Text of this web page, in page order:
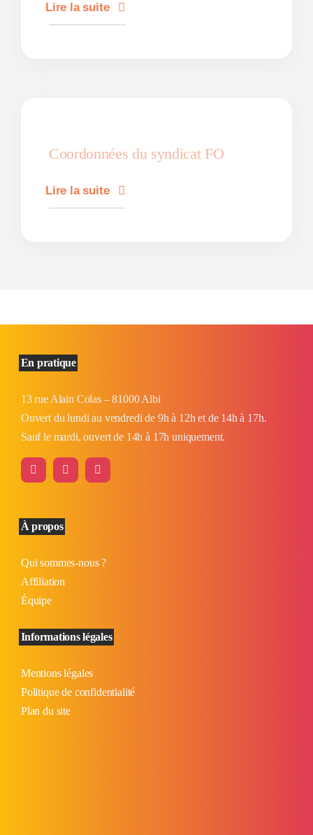
Lire la suite
Coordonnées du syndicat FO
Lire la suite
En pratique
13 rue Alain Colas – 81000 Albi
Ouvert du lundi au vendredi de 9h à 12h et de 14h à 17h.
Sauf le mardi, ouvert de 14h à 17h uniquement.
À propos
Qui sommes-nous ?
Affiliation
Équipe
Informations légales
Mentions légales
Politique de confidentialité
Plan du site